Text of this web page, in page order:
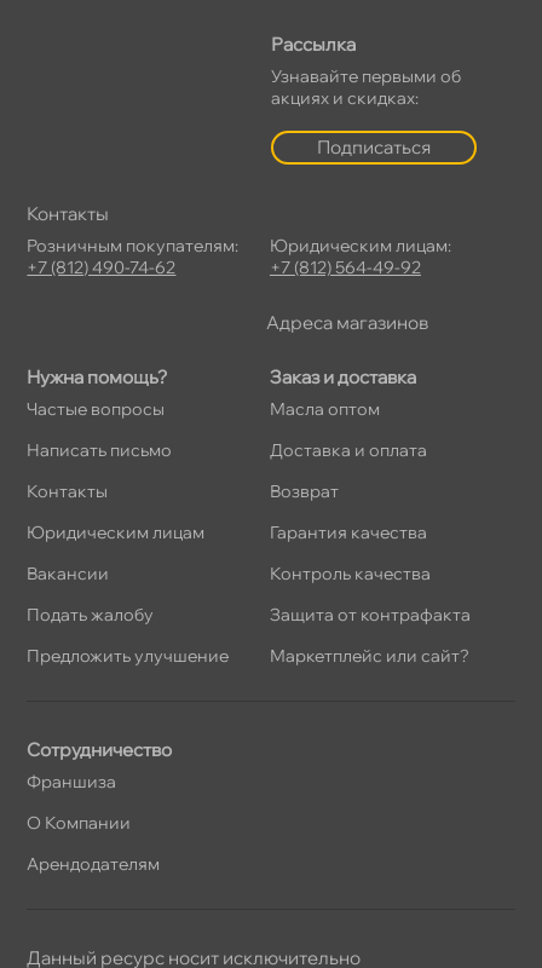
Нужна помощь?
Частые вопросы
Написать письмо
Контакты
Юридическим лицам
акансии
Подать жалобу
Предложить улучшение
Заказ и доставка
Масла оптом
Доставка и оплата
озврат
Гарантия качества
Контроль качества
Защита от контрафакта
Маркетплейс или сайт?
Рассылка
Узнавайте первыми о
акциях и скидках:
Подписаться
Сотрудничество
Франшиза
О Компании
Арендодателям
Контакты
Розничным покупателям:
+7 (812) 490-74-62
Юридическим лицам:
+7 (812) 564-49-92
Адреса магазино
Данный ресурс носит исключительно